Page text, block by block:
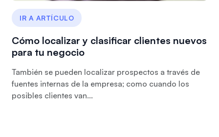
IR A ARTÍCULO
Cómo localizar y clasificar clientes nuevos
para tu negocio
También se pueden localizar prospectos a través de
fuentes internas de la empresa; como cuando los
posibles clientes van...